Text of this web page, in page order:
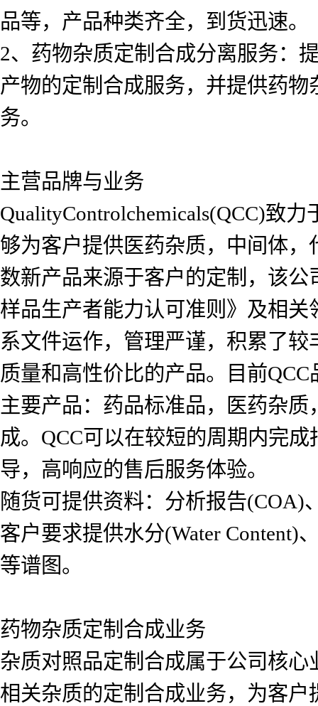
品等，产品种类齐全，到货迅速。
2、药物杂质定制合成分离服务：
产物的定制合成服务，并提供药
务。
主营品牌与业务
QualityControlchemicals(QCC)致
够为客户提供医药杂质，中间体
数新产品来源于客户的定制，该公
样品生产者能力认可准则》及相
系文件运作，管理严谨，积累了
质量和高性价比的产品。目前
主要产品：药品标准品，医药杂
成。QCC可以在较短的周期内完
导，高响应的售后服务体验。
随货可提供资料：分析报告(COA)
客户要求提供水分(Water Content)
等谱图。
药物杂质定制合成业务
杂质对照品定制合成属于公司核
相关杂质的定制合成业务，为客